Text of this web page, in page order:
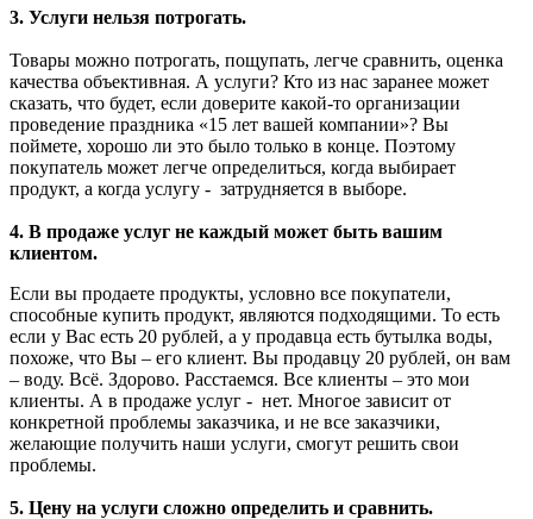
3. Услуги нельзя потрогать.
Товары можно потрогать, пощупать, легче сравнить, оценка
качества объективная. А услуги? Кто из нас заранее может
сказать, что будет, если доверите какой-то организации
проведение праздника «15 лет вашей компании»? Вы
поймете, хорошо ли это было только в конце. Поэтому
покупатель может легче определиться, когда выбирает
продукт, а когда услугу - затрудняется в выборе.
4. В продаже услуг не каждый может быть вашим
клиентом.
Если вы продаете продукты, условно все покупатели,
способные купить продукт, являются подходящими. То есть
если у Вас есть 20 рублей, а у продавца есть бутылка воды,
похоже, что Вы – его клиент. Вы продавцу 20 рублей, он вам
– воду. Всё. Здорово. Расстаемся. Все клиенты – это мои
клиенты. А в продаже услуг - нет. Многое зависит от
конкретной проблемы заказчика, и не все заказчики,
желающие получить наши услуги, смогут решить свои
проблемы.
5. Цену на услуги сложно определить и сравнить.